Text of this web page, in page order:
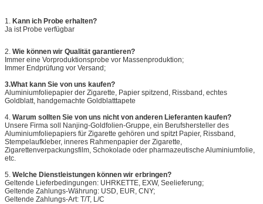
1. Kann ich Probe erhalten?
Ja ist Probe verfügbar
2. Wie können wir Qualität garantieren?
Immer eine Vorproduktionsprobe vor Massenproduktion;
Immer Endprüfung vor Versand;
3.What kann Sie von uns kaufen?
Aluminiumfoliepapier der Zigarette, Papier spitzend, Rissband, echtes
Goldblatt, handgemachte Goldblatttapete
4. Warum sollten Sie von uns nicht von anderen Lieferanten kaufen?
Unsere Firma soll Nanjing-Goldfolien-Gruppe, ein Berufshersteller des
Aluminiumfoliepapiers für Zigarette gehören und spitzt Papier, Rissband,
Stempelaufkleber, inneres Rahmenpapier der Zigarette,
Zigarettenverpackungsfilm, Schokolade oder pharmazeutische Aluminiumfolie,
etc.
5. Welche Dienstleistungen können wir erbringen?
Geltende Lieferbedingungen: UHRKETTE, EXW, Seelieferung;
Geltende Zahlungs-Währung: USD, EUR, CNY;
Geltende Zahlungs-Art: T/T, L/C